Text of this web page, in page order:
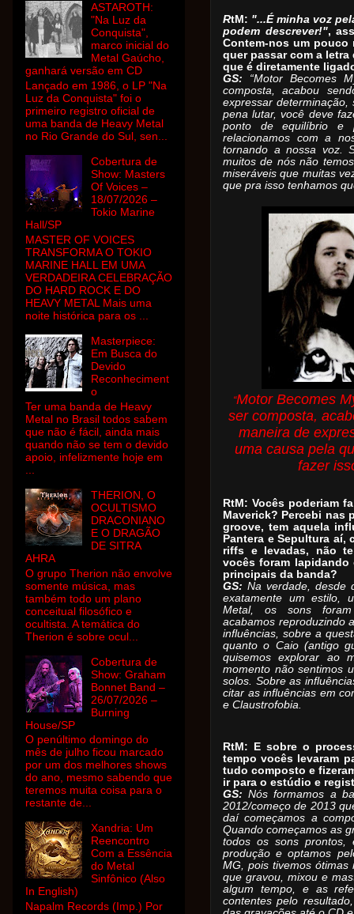
RtM: "...É minha voz
podem descrever!",
Contem-nos um pouco
quer passar com a
que é diretamente
GS: “Motor Becomes
composta, acabou
expressar
pena lutar, você deve
ponto de equilíbrio e
relacionamos com a
tornando a nossa voz.
muitos de nós não
miseráveis que muitas
que pra isso tenhamos
“Motor Becomes
ser composta,
maneira de
uma causa pela
fazer
RtM: Vocês poderiam
Maverick? Percebi nas
groove, tem aquela
Pantera e Sepultura
riffs e levadas, não
vocês foram
principais da banda?
GS: Na verdade, desde
exatamente um estilo,
Metal, os sons foram
acabamos reproduzindo
influências, sobre a
quanto o Caio (antigo
quisemos explorar ao
momento não sentimos
solos. Sobre as
citar as influências em
e Claustrofobia.
RtM: E sobre o
tempo vocês levaram
tudo composto e
ir para o estúdio e
GS: Nós formamos a
2012/começo de 2013
daí começamos a
Quando começamos as
todos os sons prontos,
produção e optamos
MG, pois tivemos ótimas
que gravou, mixou e
algum tempo, e as
contentes pelo
ASTAROTH:
"Na Luz da
Conquista",
marco inicial do
Metal Gaúcho,
ganhará versão em CD
Lançado em 1986, o LP "Na
Luz da Conquista" foi o
primeiro registro oficial de
uma banda de Heavy Metal
no Rio Grande do Sul, sen...
Cobertura de
Show: Masters
Of Voices –
18/07/2026 –
Tokio Marine
Hall/SP
MASTER OF VOICES
TRANSFORMA O TOKIO
MARINE HALL EM UMA
VERDADEIRA CELEBRAÇÃO
DO HARD ROCK E DO
HEAVY METAL Mais uma
noite histórica para os ...
Masterpiece:
Em Busca do
Devido
Reconheciment
o
Ter uma banda de Heavy
Metal no Brasil todos sabem
que não é fácil, ainda mais
quando não se tem o devido
apoio, infelizmente hoje em
THERION, O
OCULTISMO
DRACONIANO
E O DRAGÃO
DE SITRA
AHRA
O grupo Therion não envolve
somente música, mas
também todo um plano
conceitual filosófico e
ocultista. A temática do
Therion é sobre ocul...
Cobertura de
Show: Graham
Bonnet Band –
26/07/2026 –
Burning
House/SP
O penúltimo domingo do
mês de julho ficou marcado
por um dos melhores shows
do ano, mesmo sabendo que
teremos muita coisa para o
restante de...
Xandria: Um
Reencontro
Com a Essência
do Metal
Sinfônico (Also
In English)
Napalm Records (Imp.) Por